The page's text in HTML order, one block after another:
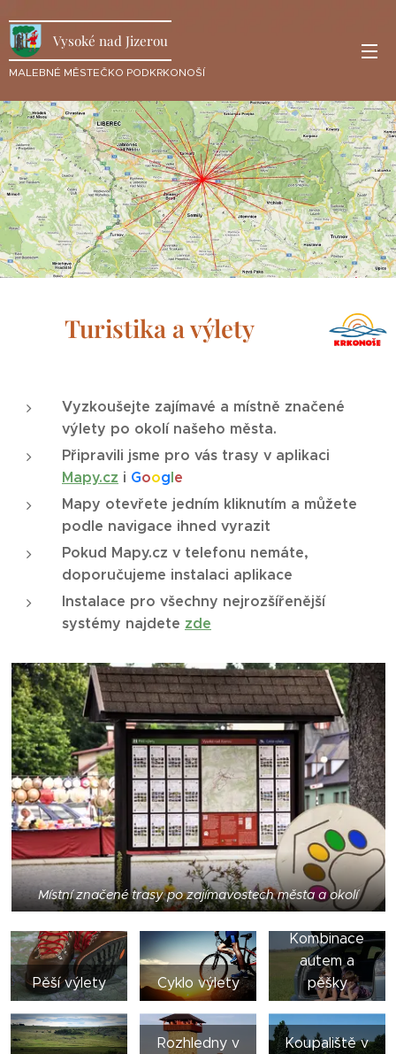
Vysoké nad Jizerou
MALEBNÉ MĚSTEČKO PODKRKONOŠÍ
Turistika a výlety
Vyzkoušejte zajímavé a místně značené
výlety po okolí našeho města.
Připravili jsme pro vás trasy v aplikaci
Mapy.cz i Google
Mapy otevřete jedním kliknutím a můžete
podle navigace ihned vyrazit
Pokud Mapy.cz v telefonu nemáte,
doporučujeme instalaci aplikace
Instalace pro všechny nejrozšířenější
systémy najdete zde
Místní značené trasy po zajímavostech města a okolí
Pěší výlety Cyklo výlety
Kombinace
autem a
pěšky
Rozhledny v
Koupaliště v